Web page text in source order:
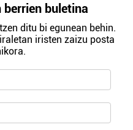
buletina
ditu bi egunean behin.
iristen zaizu posta